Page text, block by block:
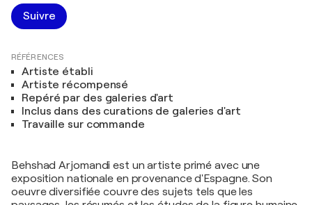
Suivre
RÉFÉRENCES
Artiste établi
Artiste récompensé
Repéré par des galeries d'art
Inclus dans des curations de galeries d'art
Travaille sur commande
Behshad Arjomandi est un artiste primé avec une
exposition nationale en provenance d'Espagne. Son
oeuvre diversifiée couvre des sujets tels que les